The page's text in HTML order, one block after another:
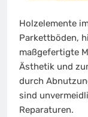
Holzelemente
Parkettböden,
maßgefertigte
Ästhetik und
durch
sind
Reparaturen.